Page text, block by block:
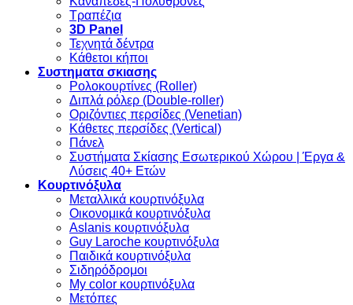
Τραπέζια
3D Panel
Τεχνητά δέντρα
Κάθετοι κήποι
Συστηματα σκιασης
Ρολοκουρτίνες (Roller)
Διπλά ρόλερ (Double-roller)
Οριζόντιες περσίδες (Venetian)
Κάθετες περσίδες (Vertical)
Πάνελ
Συστήματα Σκίασης Εσωτερικού Χώρου | Έργα &
Λύσεις 40+ Ετών
Κουρτινόξυλα
Μεταλλικά κουρτινόξυλα
Οικονομικά κουρτινόξυλα
Aslanis κουρτινόξυλα
Guy Laroche κουρτινόξυλα
Παιδικά κουρτινόξυλα
Σιδηρόδρομοι
My color κουρτινόξυλα
Μετόπες